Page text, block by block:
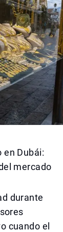
en Dubái:
mercado
durante
cuando el